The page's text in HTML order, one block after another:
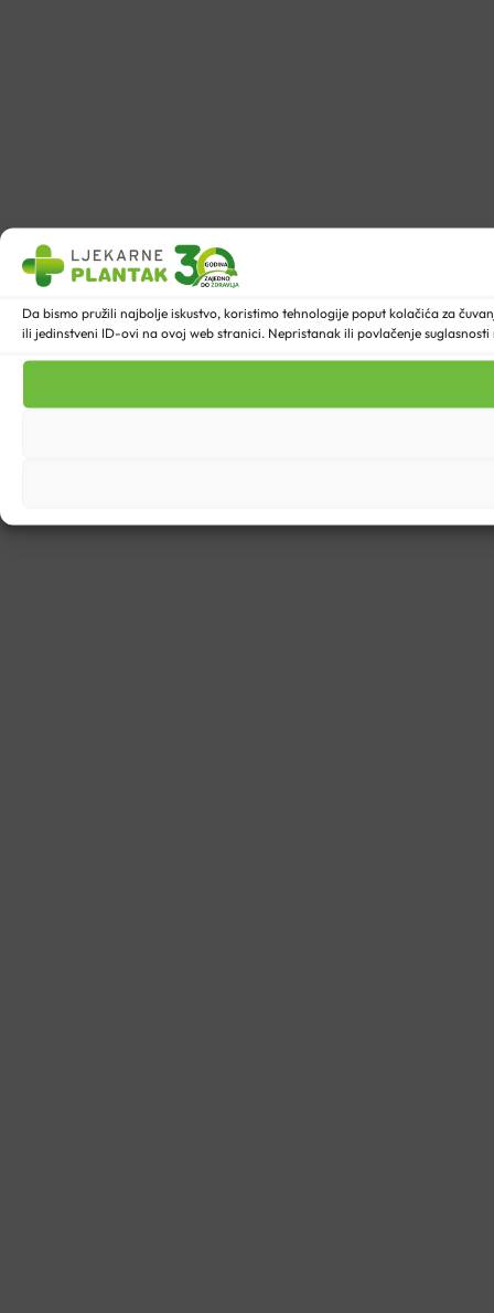
Da bismo pružili najbolje iskustvo, koristimo tehnologije poput kolačića za
ili jedinstveni ID-ovi na ovoj web stranici. Nepristanak ili povlačenje